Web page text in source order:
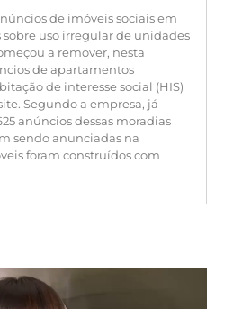
de imóveis sociais em
sobre uso irregular de unidades
a remover, nesta
de apartamentos
de interesse social (HIS)
Segundo a empresa, já
anúncios dessas moradias
sendo anunciadas na
foram construídos com